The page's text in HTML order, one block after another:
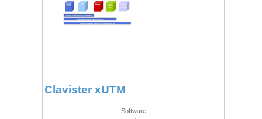
Clavister xUTM
- Software -